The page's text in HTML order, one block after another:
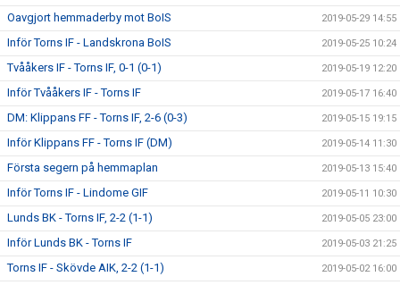
Oavgjort hemmaderby mot BoIS 2019-05-29 14:55
Inför Torns IF - Landskrona BoIS 2019-05-25 10:24
Tvååkers IF - Torns IF, 0-1 (0-1) 2019-05-19 12:20
Inför Tvååkers IF - Torns IF 2019-05-17 16:40
DM: Klippans FF - Torns IF, 2-6 (0-3) 2019-05-15 19:15
Inför Klippans FF - Torns IF (DM) 2019-05-14 11:30
Första segern på hemmaplan 2019-05-13 15:40
Inför Torns IF - Lindome GIF 2019-05-11 10:30
Lunds BK - Torns IF, 2-2 (1-1) 2019-05-05 23:00
Inför Lunds BK - Torns IF 2019-05-03 21:25
Torns IF - Skövde AIK, 2-2 (1-1) 2019-05-02 16:00